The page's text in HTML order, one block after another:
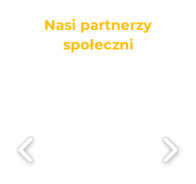
Nasi partnerzy
społeczni